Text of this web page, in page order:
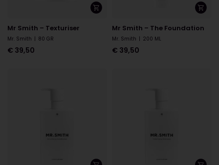
Mr Smith – Texturiser
Mr. Smith | 80 GR
€ 39,50
Mr Smith – The Foundation
Mr. Smith | 200 ML
€ 39,50